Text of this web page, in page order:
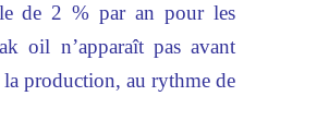
de 2 % par an pour les
oil n’apparaît pas avant
production, au rythme de